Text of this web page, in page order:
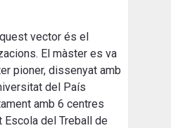
vector és el
El màster es va
pioner, dissenyat amb
del País
amb 6 centres
Escola del Treball de